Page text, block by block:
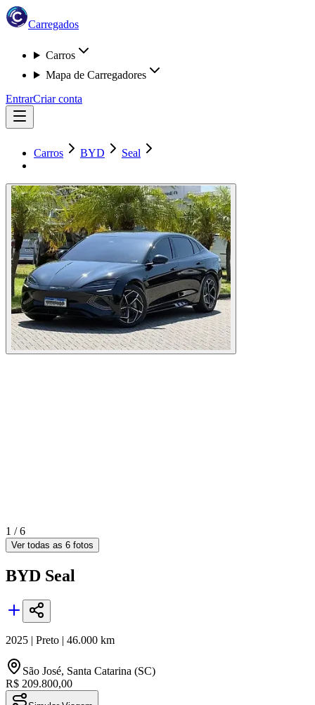
Carregados
Carros
Mapa de Carregadores
EntrarCriar conta
Carros BYD Seal
1 /6
Ver todas as 6 fotos
BYD Seal
2025 | Preto | 46.000 km
São José, Santa Catarina (SC)
R$ 209.800,00